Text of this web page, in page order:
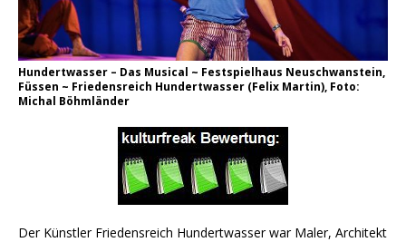
Hundertwasser – Das Musical ~ Festspielhaus Neuschwanstein,
Füssen ~ Friedensreich Hundertwasser (Felix Martin), Foto:
Michal Böhmländer
Der Künstler Friedensreich Hundertwasser war Maler, Architekt